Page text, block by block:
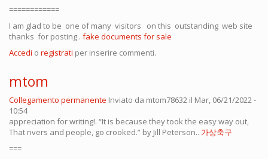
============
I am glad to be one of many visitors on this outstanding web site
thanks for posting . fake documents for sale
Accedi o registrati per inserire commenti.
mtom
Collegamento permanente Inviato da mtom78632 il Mar, 06/21/2022 -
10:54
appreciation for writing!. “It is because they took the easy way out,
That rivers and people, go crooked.” by Jill Peterson.. 가상축구
===